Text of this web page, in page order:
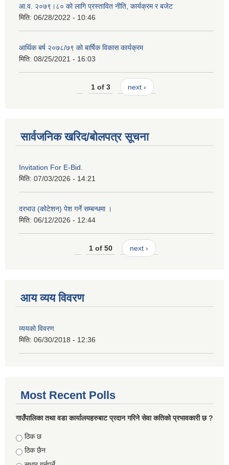
आ.व. २०७९।८० को लागि प्रस्तावित नीति, कार्यक्रम र बजेट
मिति: 06/28/2022 - 10:46
आर्थिक बर्ष २०७८/७९ को बार्षिक विकास कार्यक्रम
मिति: 08/25/2021 - 16:03
1 of 3 next ›
सार्वजनिक खरिद/बोलपत्र सूचना
Invitation For E-Bid.
मिति: 07/03/2026 - 14:21
दरभाउ (कोटेशन) पेश गर्ने सम्बन्धमा ।
मिति: 06/12/2026 - 12:44
1 of 50 next ›
आय व्यय विवरण
व्ययको विवरण
मिति: 06/30/2018 - 12:36
Most Recent Polls
गाउँपालिका तथा वडा कार्यालयहरुबाट प्रदान गरिने सेवा कतिको प्रभावकारी छ ?
Choices
ठिक छ
ठिक छैन